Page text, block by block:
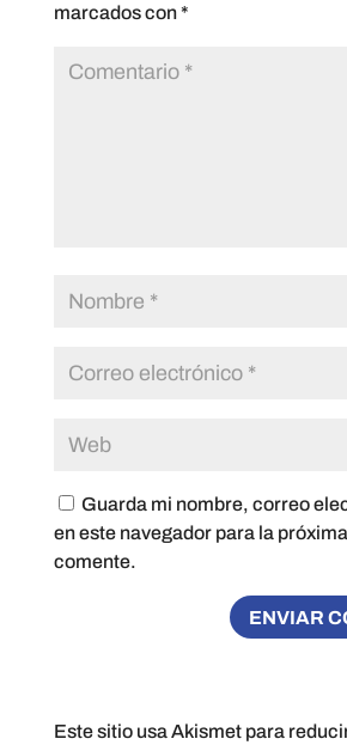
marcados con*
Guarda mi nombre, correo
en este navegador para la
comente.
Este sitio usa Akismet para